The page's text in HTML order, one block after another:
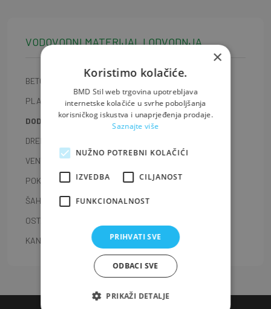
VODOVODNI MATERIJAL I ODVODNJA
BETONSKE CIJEVI
PLASTIČNE CIJEVI
DODACI ZA PLASTIČNE CIJEVI
DRENAŽNE CIJEVI
VENTILI, BRTVE, SIFONI
POKLOPCI I REŠETKE
ŠAHTI
OSTALI VODOVODNI MATERIJAL
KANALICE
×
Koristimo kolačiće.
BMD Stil web trgovina upotrebljava
internetske kolačiće u svrhe poboljšanja
korisničkog iskustva i unaprjeđenja prodaje.
Saznajte više
NUŽNO POTREBNI KOLAČIĆI
IZVEDBA CILJANOST
FUNKCIONALNOST
PRIHVATI SVE
ODBACI SVE
PRIKAŽI DETALJE